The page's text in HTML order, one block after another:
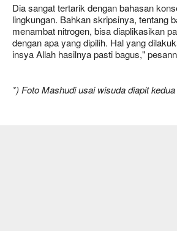
Dia sangat tertarik dengan bahasan
lingkungan. Bahkan skripsinya, tentang
menambat nitrogen, bisa diaplikasikan
dengan apa yang dipilih. Hal yang
insya Allah hasilnya pasti bagus,"
*) Foto Mashudi usai wisuda diapit